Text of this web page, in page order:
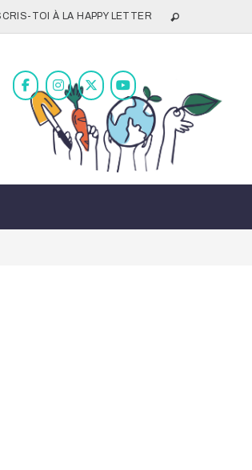
TOI À LA HAPPY LETTER